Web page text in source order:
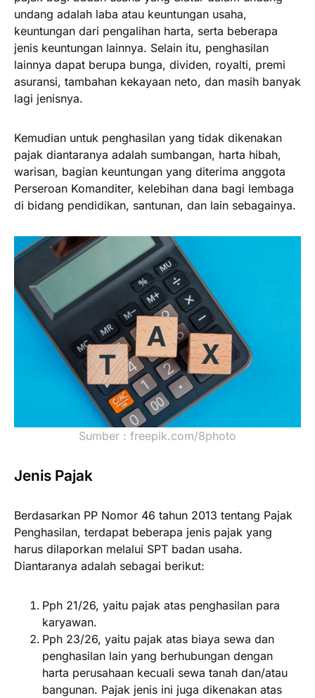
undang adalah laba atau keuntungan usaha,
keuntungan dari pengalihan harta, serta beberapa
jenis keuntungan lainnya. Selain itu, penghasilan
lainnya dapat berupa bunga, dividen, royalti, premi
asuransi, tambahan kekayaan neto, dan masih banyak
lagi jenisnya.
Kemudian untuk penghasilan yang tidak dikenakan
pajak diantaranya adalah sumbangan, harta hibah,
warisan, bagian keuntungan yang diterima anggota
Perseroan Komanditer, kelebihan dana bagi lembaga
di bidang pendidikan, santunan, dan lain sebagainya.
Sumber : freepik.com/8photo
Jenis Pajak
Berdasarkan PP Nomor 46 tahun 2013 tentang Pajak
Penghasilan, terdapat beberapa jenis pajak yang
harus dilaporkan melalui SPT badan usaha.
Diantaranya adalah sebagai berikut:
Pph 21/26, yaitu pajak atas penghasilan para
karyawan.
Pph 23/26, yaitu pajak atas biaya sewa dan
penghasilan lain yang berhubungan dengan
harta perusahaan kecuali sewa tanah dan/atau
bangunan. Pajak jenis ini juga dikenakan atas